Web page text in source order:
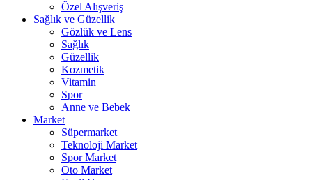
Özel Alışveriş
Sağlık ve Güzellik
Gözlük ve Lens
Sağlık
Güzellik
Kozmetik
Vitamin
Spor
Anne ve Bebek
Market
Süpermarket
Teknoloji Market
Spor Market
Oto Market